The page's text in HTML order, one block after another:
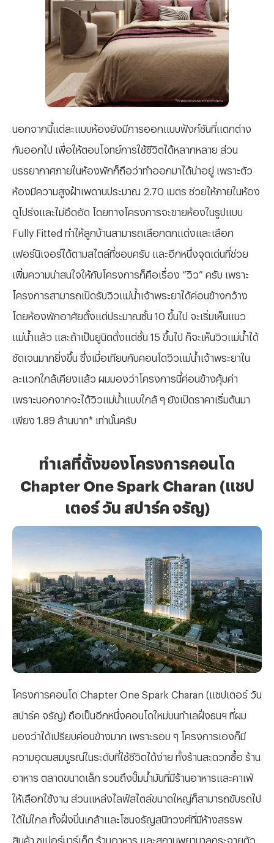
นอกจากนี้แต่ละแบบห้องยังมีการออกแบบฟังก์ชันที่แตกต่าง
กันออกไป เพื่อให้ตอบโจทย์การใช้ชีวิตได้หลากหลาย ส่วน
บรรยากาศภายในห้องพักก็ถือว่าทำออกมาได้น่าอยู่ เพราะตัว
ห้องมีความสูงฝ้าเพดานประมาณ 2.70 เมตร ช่วยให้ภายในห้อง
ดูโปร่งและไม่อึดอัด โดยทางโครงการจะขายห้องในรูปแบบ
Fully Fitted ทำให้ลูกบ้านสามารถเลือกตกแต่งและเลือก
เฟอร์นิเจอร์ได้ตามสไตล์ที่ชอบครับ และอีกหนึ่งจุดเด่นที่ช่วย
เพิ่มความน่าสนใจให้กับโครงการก็คือเรื่อง “วิว” ครับ เพราะ
โครงการสามารถเปิดรับวิวแม่น้ำเจ้าพระยาได้ค่อนข้างกว้าง
โดยห้องพักอาศัยตั้งแต่ประมาณชั้น 10 ขึ้นไป จะเริ่มเห็นแนว
แม่น้ำแล้ว และถ้าเป็นยูนิตตั้งแต่ชั้น 15 ขึ้นไป ก็จะเห็นวิวแม่น้ำได้
ชัดเจนมากยิ่งขึ้น ซึ่งเมื่อเทียบกับคอนโดวิวแม่น้ำเจ้าพระยาใน
ละแวกใกล้เคียงแล้ว ผมมองว่าโครงการนี้ค่อนข้างคุ้มค่า
เพราะนอกจากจะได้วิวแม่น้ำแบบใกล้ ๆ ยังเปิดราคาเริ่มต้นมา
เพียง 1.89 ล้านบาท* เท่านั้นครับ
ทำเลที่ตั้งของโครงการคอนโด
Chapter One Spark Charan (แชป
เตอร์ วัน สปาร์ค จรัญ)
โครงการคอนโด Chapter One Spark Charan (แชปเตอร์ วัน
สปาร์ค จรัญ) ถือเป็นอีกหนึ่งคอนโดใหม่บนทำเลฝั่งธนฯ ที่ผม
มองว่าได้เปรียบค่อนข้างมาก เพราะรอบ ๆ โครงการเองก็มี
ความอุดมสมบูรณ์ในระดับที่ใช้ชีวิตได้ง่าย ทั้งร้านสะดวกซื้อ ร้าน
อาหาร ตลาดขนาดเล็ก รวมถึงปั๊มน้ำมันที่มีร้านอาหารและคาเฟ่
ให้เลือกใช้งาน ส่วนแหล่งไลฟ์สไตล์ขนาดใหญ่ก็สามารถขับรถไป
ได้ไม่ไกล ทั้งฝั่งปิ่นเกล้าและโซนจรัญสนิทวงศ์ที่มีห้างสรรพ
สินค้า ซูเปอร์มาร์เก็ต ร้านอาหาร และสถานพยาบาลกระจายตัว